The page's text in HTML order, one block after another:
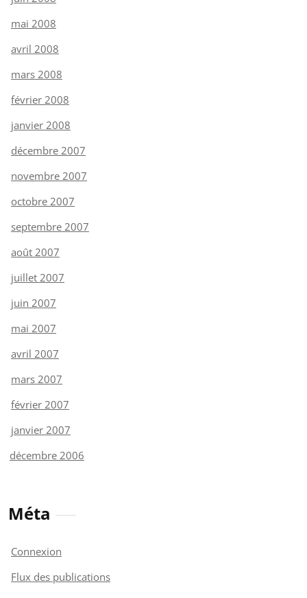
mai 2008
avril 2008
mars 2008
février 2008
janvier 2008
décembre 2007
novembre 2007
octobre 2007
septembre 2007
août 2007
juillet 2007
juin 2007
mai 2007
avril 2007
mars 2007
février 2007
janvier 2007
décembre 2006
Méta
Connexion
Flux des publications